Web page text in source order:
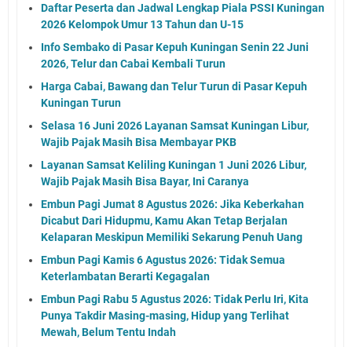
Daftar Peserta dan Jadwal Lengkap Piala PSSI Kuningan
2026 Kelompok Umur 13 Tahun dan U-15
Info Sembako di Pasar Kepuh Kuningan Senin 22 Juni
2026, Telur dan Cabai Kembali Turun
Harga Cabai, Bawang dan Telur Turun di Pasar Kepuh
Kuningan Turun
Selasa 16 Juni 2026 Layanan Samsat Kuningan Libur,
Wajib Pajak Masih Bisa Membayar PKB
Layanan Samsat Keliling Kuningan 1 Juni 2026 Libur,
Wajib Pajak Masih Bisa Bayar, Ini Caranya
Embun Pagi Jumat 8 Agustus 2026: Jika Keberkahan
Dicabut Dari Hidupmu, Kamu Akan Tetap Berjalan
Kelaparan Meskipun Memiliki Sekarung Penuh Uang
Embun Pagi Kamis 6 Agustus 2026: Tidak Semua
Keterlambatan Berarti Kegagalan
Embun Pagi Rabu 5 Agustus 2026: Tidak Perlu Iri, Kita
Punya Takdir Masing-masing, Hidup yang Terlihat
Mewah, Belum Tentu Indah